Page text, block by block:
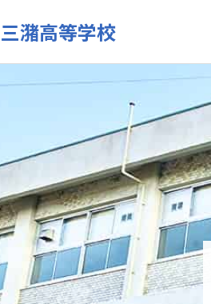
潴高等学校
的に英語力を育成しています